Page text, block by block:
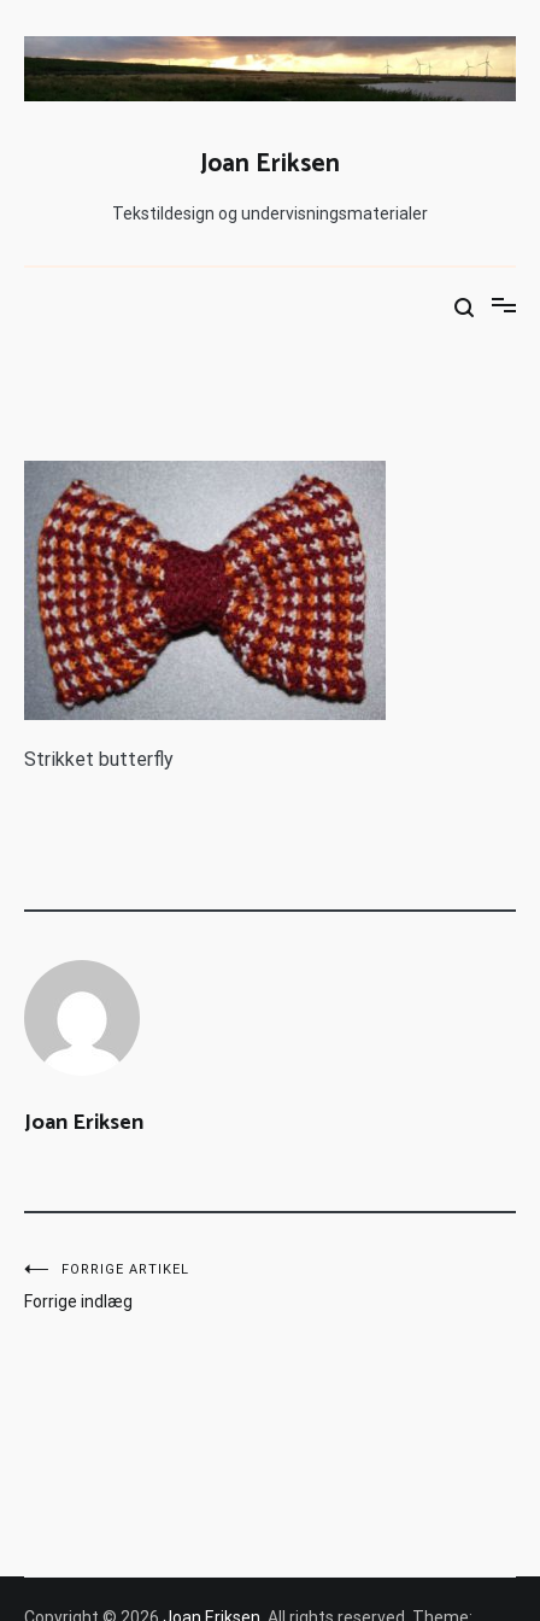
Joan Eriksen
Tekstildesign og undervisningsmaterialer
Strikket butterfly
Joan Eriksen
FORRIGE ARTIKEL
Forrige indlæg
Copyright © 2026 Joan Eriksen . All rights reserved. Theme: